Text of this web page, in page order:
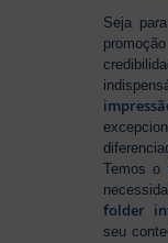
Seja
Temos o
folder
seu